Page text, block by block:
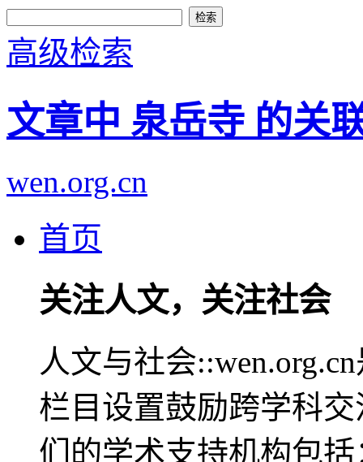
高级检索
文章中 泉岳寺 的关
wen.org.cn
首页
关注人文，关注社会
人文与社会
栏目设置鼓励跨学科
们的学术支持机构包